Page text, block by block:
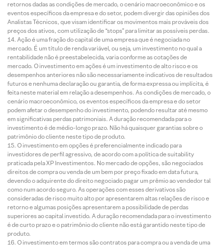
retornos dadas as condições de mercado, o cenário macroeconômico e os
eventos específicos da empresa e do setor, podem divergir das opiniões dos
Analistas Técnicos, que visam identificar os movimentos mais prováveis dos
preços dos ativos, com utilização de “stops” para limitar as possíveis perdas.
Ação é uma fração do capital de uma empresa que é negociada no
mercado. É um título de renda variável, ou seja, um investimento no qual a
rentabilidade não é preestabelecida, varia conforme as cotações de
mercado. O investimento em ações é um investimento de alto risco e os
desempenhos anteriores não são necessariamente indicativos de resultados
futuros e nenhuma declaração ou garantia, de forma expressa ou implícita, é
feita neste material em relação a desempenhos. As condições de mercado, o
cenário macroeconômico, os eventos específicos da empresa e do setor
podem afetar o desempenho do investimento, podendo resultar até mesmo
em significativas perdas patrimoniais. A duração recomendada para o
investimento é de médio-longo prazo. Não há quaisquer garantias sobre o
patrimônio do cliente neste tipo de produto.
O investimento em opções é preferencialmente indicado para
investidores de perfil agressivo, de acordo com a política de suitability
praticada pela XP Investimentos. No mercado de opções, são negociados
direitos de compra ou venda de um bem por preço fixado em data futura,
devendo o adquirente do direito negociado pagar um prêmio ao vendedor tal
como num acordo seguro. As operações com esses derivativos são
consideradas de risco muito alto por apresentarem altas relações de risco e
retorno e algumas posições apresentarem a possibilidade de perdas
superiores ao capital investido. A duração recomendada para o investimento
é de curto prazo e o patrimônio do cliente não está garantido neste tipo de
produto.
O investimento em termos são contratos para compra ou a venda de uma